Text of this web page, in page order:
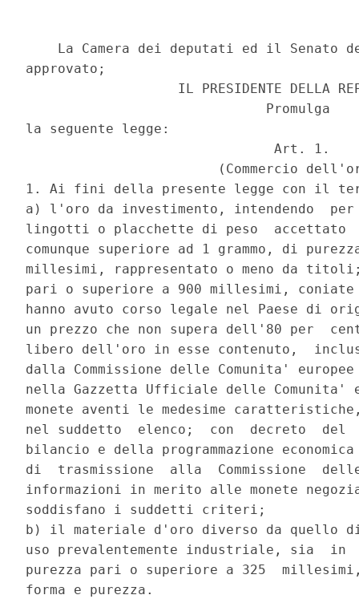
La Camera dei deputati ed il Senato
approvato;
IL PRESIDENTE DELLA
                              Promulga
la seguente legge:
                               Art. 1.
(Commercio
1. Ai fini della presente legge con il
a) l'oro da investimento, intendendo
lingotti o placchette di peso  accettato
comunque superiore ad 1 grammo, di
millesimi, rappresentato o meno da
pari o superiore a 900 millesimi,
hanno avuto corso legale nel Paese di
un prezzo che non supera dell'80 per
libero dell'oro in esse contenuto,
dalla Commissione delle Comunita'
nella Gazzetta Ufficiale delle Comunita'
monete aventi le medesime
nel suddetto  elenco;  con  decreto
bilancio e della programmazione
di  trasmissione  alla  Commissione
informazioni in merito alle monete
soddisfano i suddetti criteri;
b) il materiale d'oro diverso da
uso prevalentemente industriale, sia
purezza pari o superiore a 325
forma e purezza.